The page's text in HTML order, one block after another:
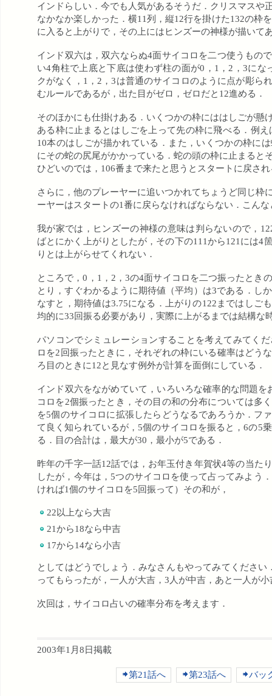
インドらしい．今でも人気があるそうだ．クリスマスや
なかなか楽しかった．横11列，縦12行を掛けた132の枠
に入ると上がりで，その上にはヒンズーの神様が描いて
インド双六は，双六ならぬ4面サイコロを二つ使うもの
い4角柱で上底と下底は使わず柱の面が0，1，2，3にな
クがなく，1，2，3は普通のサイコロのように点が彫ら
むルールであるが，出た目がゼロ，ゼロだと12進める．
そのほかにも仕掛けある．いくつかの枠にははしごが懸
ある枠に止まるとはしごを上って先の枠に飛べる．例
10本のはしごが描かれている．また，いくつかの枠に
にその蛇の尻尾がかかっている．蛇の頭の枠に止まると
ひどいのでは，106番まで来たと思うとスタートに戻さ
さらに，他のプレーヤーに追いつかれてちょうど同じ枠
ーヤーはスタートの1番に戻らなければならない．こん
我が家では，ヒンズーの神様の意味は判らないので，
ばとにかく上がりとしたが，その下の111から121には4
りとは上がらせてくれない．
ところで，0，1，2，3の4面サイコロを二つ振ったとき
とり，すぐわかるように期待値（平均）は3である．し
なすと，期待値は3.75になる．上がりの122まではしご
均的に33回振る必要があり，実際に上がるまでは結構な
パソコンでシミュレーションすることを考えてみてく
ロを2回振ったときに，それぞれの枠にいる確率はどう
ろ目のときに12と見なす例外が計算を面倒にしている．
インド双六をながめていて，いろいろな確率的な問題
コロを2個振ったとき，その目の和の分布については多
を5個のサイコロに拡張したらどうなるであろうか．フ
て良く知られているが，5個のサイコロを振ると，6の5
る．目の合計は，最大が30，最小が5である．
昨年の千字一話12話では，お年玉付き年賀状4等の当た
したが，今年は，5つのサイコロを使って占ってみよう
ければ1個のサイコロを5回振って）その和が，
22以上なら大吉
21から18なら中吉
17から14なら小吉
としてはどうでしょう．みなさんもやってみてくださ
ってもらったが，一人が大吉，3人が中吉，あと一人が
次回は，サイコロ占いの確率分布を考えます．
2003年1月8日掲載
第21話へ 第23話へ バッ